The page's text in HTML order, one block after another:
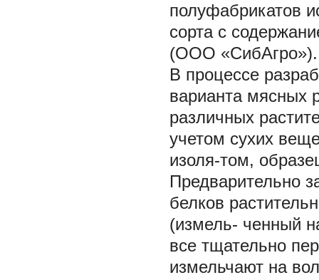
полуфабрикатов
сорта с
(ООО «СибАгро»).
В процессе
варианта мясных
различных
учетом сухих
изоля-том,
Предварительно
белков
(измель- ченный
все тщательно
измельчают на